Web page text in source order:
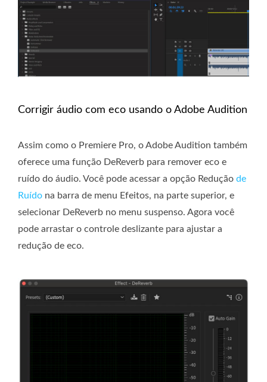
Corrigir áudio com eco usando o Adobe Audition
Assim como o Premiere Pro, o Adobe Audition também
oferece uma função DeReverb para remover eco e
ruído do áudio. Você pode acessar a opção Redução de
Ruído na barra de menu Efeitos, na parte superior, e
selecionar DeReverb no menu suspenso. Agora você
pode arrastar o controle deslizante para ajustar a
redução de eco.